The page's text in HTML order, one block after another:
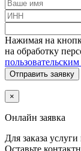
Нажимая на
на обработку
Отправить заявку
×
Онлайн заявка
Для заказа
Оставьте